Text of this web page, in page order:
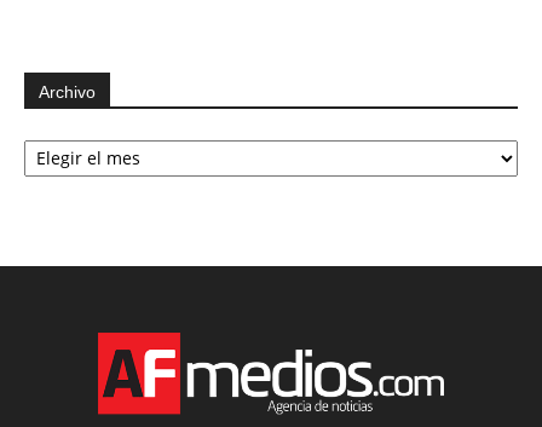
Archivo
Archivo